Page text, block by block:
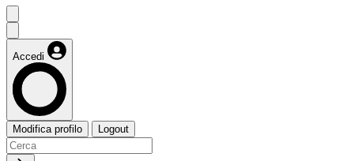
Accedi
Modifica profilo Logout